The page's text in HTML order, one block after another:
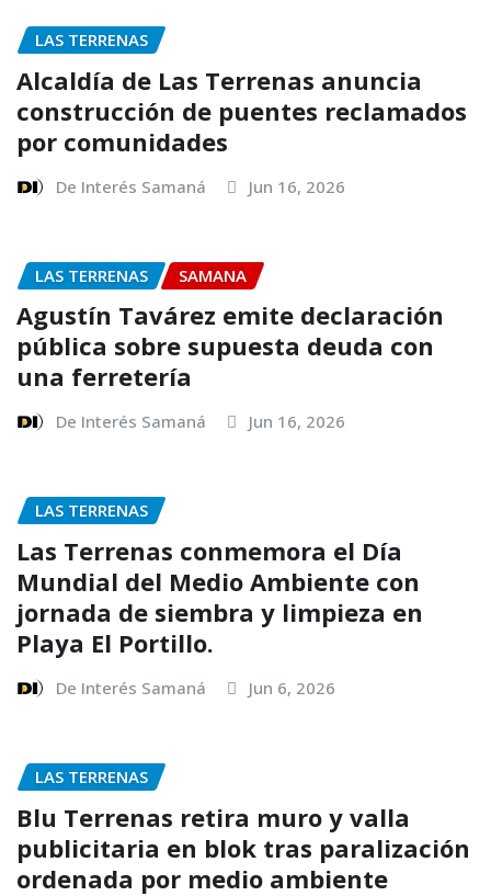
LAS TERRENAS
Alcaldía de Las Terrenas anuncia
construcción de puentes reclamados
por comunidades
De Interés Samaná Jun 16, 2026
LAS TERRENAS SAMANA
Agustín Tavárez emite declaración
pública sobre supuesta deuda con
una ferretería
De Interés Samaná Jun 16, 2026
LAS TERRENAS
Las Terrenas conmemora el Día
Mundial del Medio Ambiente con
jornada de siembra y limpieza en
Playa El Portillo.
De Interés Samaná Jun 6, 2026
LAS TERRENAS
Blu Terrenas retira muro y valla
publicitaria en blok tras paralización
ordenada por medio ambiente